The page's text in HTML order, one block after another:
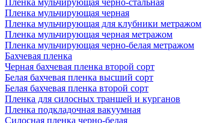
Пленка мульчирующая черно-стальная
Пленка мульчирующая черная
Пленка мульчирующая для клубники метражом
Пленка мульчирующая черная метражом
Пленка мульчирующая черно-белая метражом
Бахчевая пленка
Черная бахчевая пленка второй сорт
Белая бахчевая пленка высший сорт
Белая бахчевая пленка второй сорт
Пленка для силосных траншей и курганов
Пленка подкладочная вакуумная
Силосная пленка черно-белая